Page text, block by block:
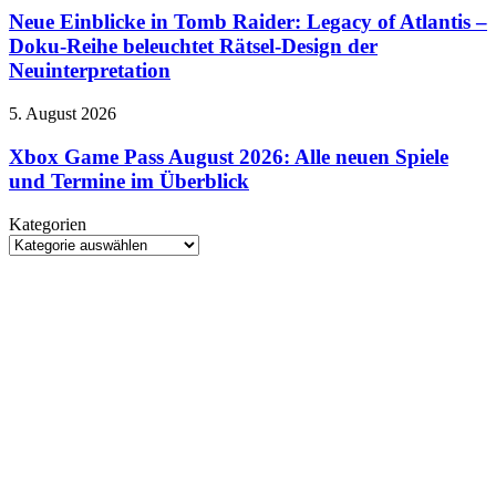
Teaser
zur
Vorgeschichte
Kultserie
in
Tomb
Raider:
Legacy
Atlantis
Doku-
Reihe
Rätsel-
Design
der
Neue Einblicke in Tomb Raider: Legacy of Atlantis –
Doku-Reihe beleuchtet Rätsel-Design der
Neuinterpretation
Xbox
Pass
August
2026:
neuen
Spiele
5. August 2026
Xbox Game Pass August 2026: Alle neuen Spiele
und Termine im Überblick
Kategorien
Kategorien